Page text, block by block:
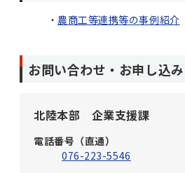
農商工等連携等の事例紹介
お問い合わせ・お申し込み
北陸本部 企業支援課
電話番号（直通）
076-223-5546